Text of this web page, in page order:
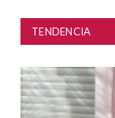
TENDENCIA